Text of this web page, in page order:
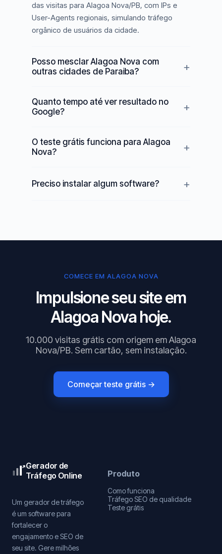
das visitas para Alagoa Nova/PB, com IPs e
User-Agents regionais, simulando tráfego
orgânico de usuários da cidade.
Posso mesclar Alagoa Nova com
outras cidades de Paraiba?
Quanto tempo até ver resultado no
Google?
O teste grátis funciona para Alagoa
Nova?
Preciso instalar algum software?
COMECE EM ALAGOA NOVA
Impulsione seu site em
Alagoa Nova hoje.
10.000 visitas grátis com origem em Alagoa
Nova/PB. Sem cartão, sem instalação.
Começar teste grátis →
Gerador de
Tráfego Online
Um gerador de tráfego
é um software para
fortalecer o
engajamento e SEO de
seu site. Gere milhões
Produto
Como funciona
Tráfego SEO de qualidade
Teste grátis